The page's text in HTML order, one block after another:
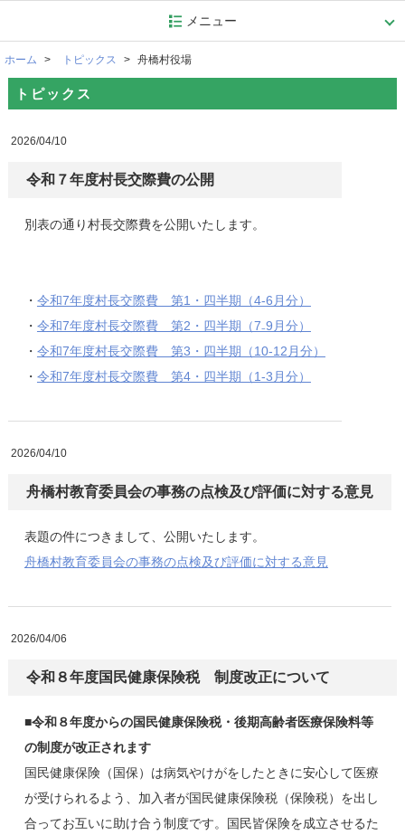
メニュー
ホーム トピックス 舟橋村役場
トピックス
2026/04/10
令和７年度村長交際費の公開
別表の通り村長交際費を公開いたします。
・ 令和7年度村長交際費 第1・四半期（4-6月分）
・ 令和7年度村長交際費 第2・四半期（7₋9月分）
・ 令和7年度村長交際費 第3・四半期（10-12月分）
・ 令和7年度村長交際費 第4・四半期（1-3月分）
2026/04/10
舟橋村教育委員会の事務の点検及び評価に対する意見
表題の件につきまして、公開いたします。
舟橋村教育委員会の事務の点検及び評価に対する意見
2026/04/06
令和８年度国民健康保険税 制度改正について
■令和８年度からの国民健康保険税・後期高齢者医療保険料等
の制度が改正されます
国民健康保険（国保）は病気やけがをしたときに安心して医療
が受けられるよう、加入者が国民健康保険税（保険税）を出し
合ってお互いに助け合う制度です。国民皆保険を成立させるた